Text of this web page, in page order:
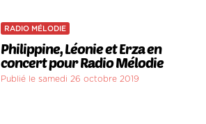
RADIO MÉLODIE
Philippine, Léonie et Erza en
concert pour Radio Mélodie
Publié le samedi 26 octobre 2019